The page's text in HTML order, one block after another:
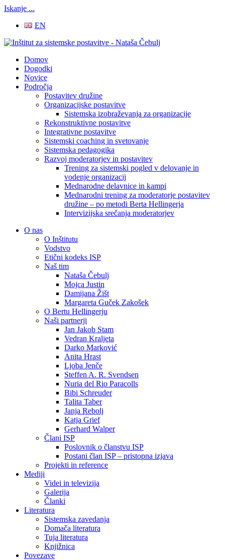
Iskanje ...
EN
Domov
Dogodki
Novice
Področja
Postavitev družine
Organizacijske postavitve
Sistemska izobraževanja za organizacije
Rekonstruktivne postavitve
Integrativne postavitve
Sistemski coaching in svetovanje
Sistemska pedagogika
Razvoj moderatorjev in postavitev
Trening za sistemski pogled v delovanje in
vodenje organizacij
Mednarodne delavnice in kampi
Mednarodni trening za moderatorje postavitev
družine – po metodi Berta Hellingerja
Intervizijska srečanja moderatorjev
O nas
O Inštitutu
Vodstvo
Etični kodeks ISP
Naš tim
Nataša Čebulj
Mojca Justin
Damijana Žišt
Margareta Guček Zakošek
O Bertu Hellingerju
Naši partnerji
Jan Jakob Stam
Vedran Kraljeta
Darko Marković
Anita Hrast
Ljoba Jenče
Steffen A. R. Svendsen
Nuria del Rio Paracolls
Bibi Schreuder
Talita Taber
Janja Rebolj
Katja Grief
Gerhard Walper
Člani ISP
Poslovnik o članstvu ISP
Postani član ISP – pristopna izjava
Projekti in reference
Mediji
Videi in televizija
Galerija
Članki
Literatura
Sistemska zavedanja
Domača literatura
Tuja literatura
Knjižnica
Povezave